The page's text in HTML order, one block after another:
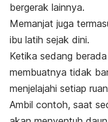
bergerak lainnya.
Memanjat juga
ibu latih sejak dini.
Ketika sedang
membuatnya tidak
menjelajahi setiap
Ambil contoh, saat